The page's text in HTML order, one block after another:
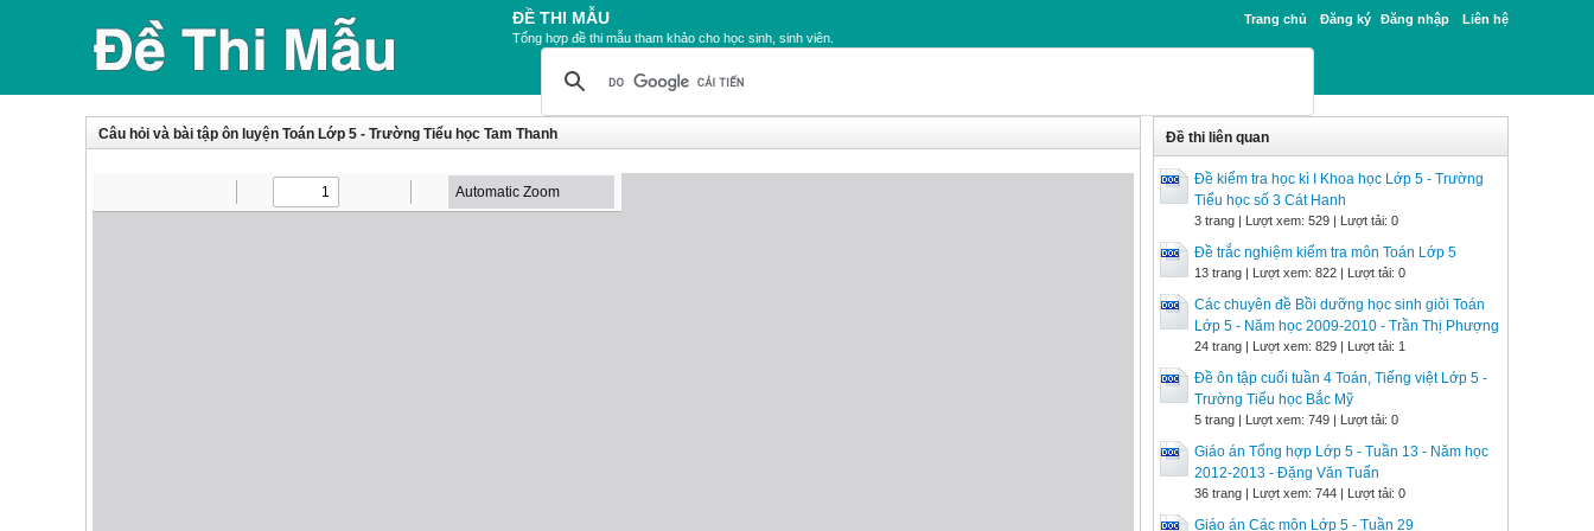
Trang chủ Đăng ký Đăng nhập Liên hệ
ĐỀ THI MẪU
Tổng hợp đề thi mẫu tham khảo cho học sinh, sinh viên.
Câu hỏi và bài tập ôn luyện Toán Lớp 5 - Trường Tiểu học Tam Thanh Đề thi liên quan
Đề kiểm tra học kì I Khoa học Lớp 5 - Trường
Tiểu học số 3 Cát Hanh
3 trang | Lượt xem: 529 | Lượt tải: 0
Đề trắc nghiệm kiểm tra môn Toán Lớp 5
13 trang | Lượt xem: 822 | Lượt tải: 0
Các chuyên đề Bồi dưỡng học sinh giỏi Toán
Lớp 5 - Năm học 2009-2010 - Trần Thị Phượng
24 trang | Lượt xem: 829 | Lượt tải: 1
Đề ôn tập cuối tuần 4 Toán, Tiếng việt Lớp 5 -
Trường Tiểu học Bắc Mỹ
5 trang | Lượt xem: 749 | Lượt tải: 0
Giáo án Tổng hợp Lớp 5 - Tuần 13 - Năm học
2012-2013 - Đặng Văn Tuấn
36 trang | Lượt xem: 744 | Lượt tải: 0
Giáo án Các môn Lớp 5 - Tuần 29